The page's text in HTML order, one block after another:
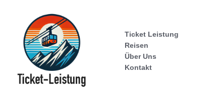
Ticket Leistung
Reisen
Über Uns
Kontakt